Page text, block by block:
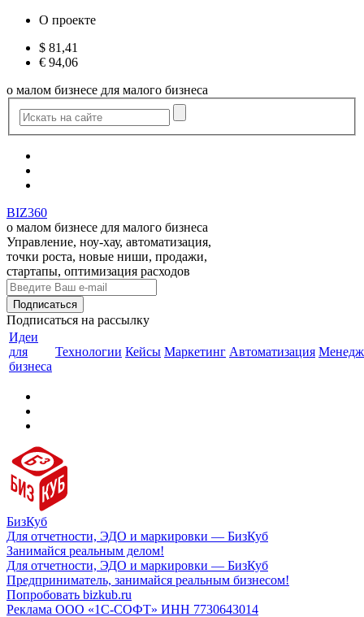
О проекте
$ 81,41
€ 94,06
о малом бизнесе для малого бизнеса
BIZ360
о малом бизнесе для малого бизнеса
Управление, ноу-хау, автоматизация,
точки роста, новые ниши, продажи,
стартапы, оптимизация расходов
Подписаться на рассылку
Идеи
для
бизнеса
Технологии Кейсы Маркетинг Автоматизация
БизКуб
Для отчетности, ЭДО и маркировки — БизКуб
Занимайся реальным делом!
Для отчетности, ЭДО и маркировки — БизКуб
Предприниматель, занимайся реальным бизнесом!
Попробовать bizkub.ru
Реклама ООО «1С-СОФТ» ИНН 7730643014